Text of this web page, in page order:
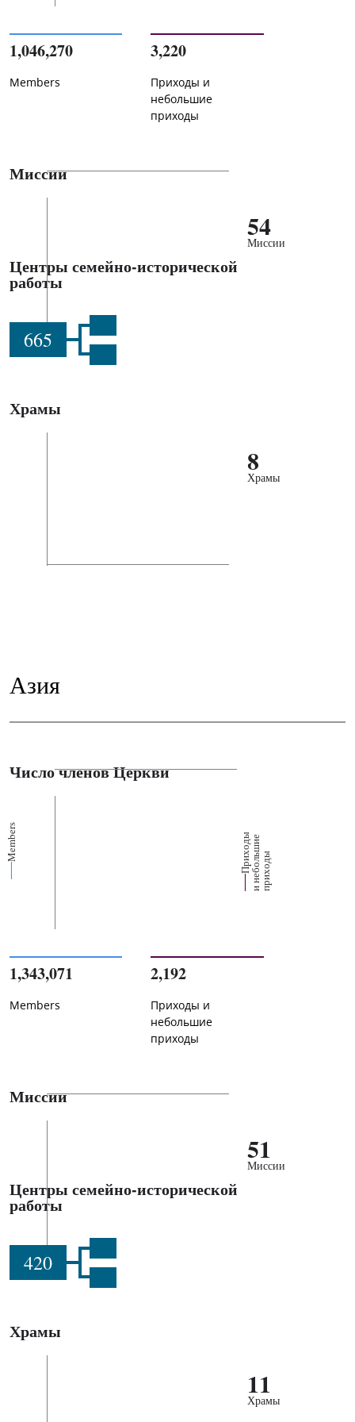
1,046,270
Members
3,220
Приходы и
небольшие
приходы
Миссии
54
Миссии
Центры семейно-исторической
работы
665
Храмы
8
Храмы
Азия
Число членов Церкви
Members П
р
их
о
д
ы
и
н
е
б
о
ль
ш
ие
п
р
и
х
о
ды
1,343,071
Members
2,192
Приходы и
небольшие
приходы
Миссии
51
Миссии
Центры семейно-исторической
работы
420
Храмы
11
Храмы